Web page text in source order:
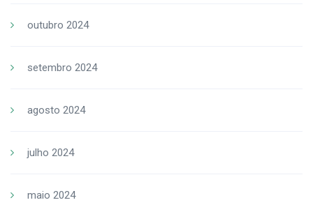
outubro 2024
setembro 2024
agosto 2024
julho 2024
maio 2024